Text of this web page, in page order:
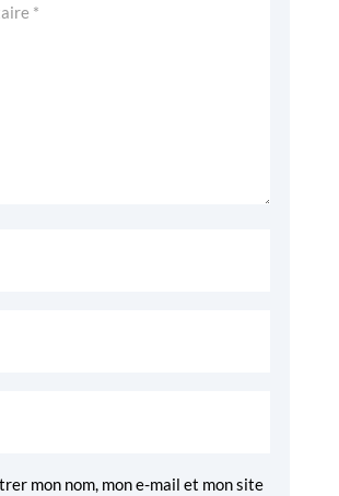
mon nom, mon e-mail et mon site